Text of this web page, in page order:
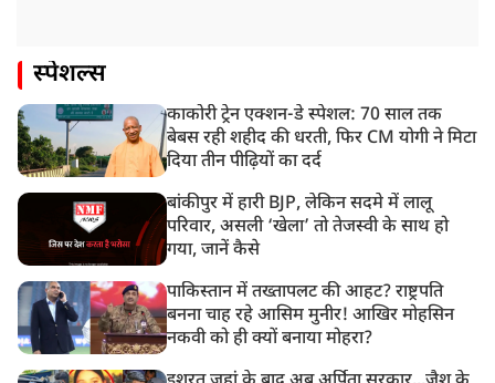
स्पेशल्स
काकोरी ट्रेन एक्शन-डे स्पेशल: 70 साल तक
बेबस रही शहीद की धरती, फिर CM योगी ने मिटा
दिया तीन पीढ़ियों का दर्द
बांकीपुर में हारी BJP, लेकिन सदमे में लालू
परिवार, असली ‘खेला’ तो तेजस्वी के साथ हो
गया, जानें कैसे
पाकिस्तान में तख्तापलट की आहट? राष्ट्रपति
बनना चाह रहे आसिम मुनीर! आखिर मोहसिन
नकवी को ही क्यों बनाया मोहरा?